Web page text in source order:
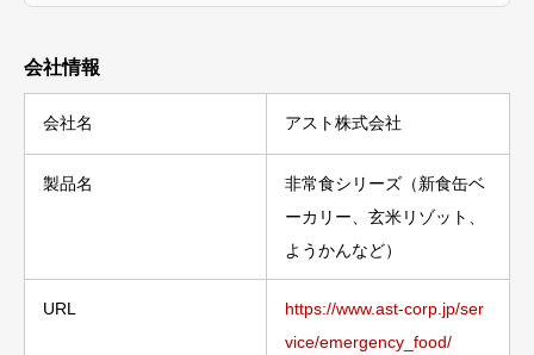
会社情報
会社名 アスト株式会社
製品名
非常食シリーズ（新食缶ベ
ーカリー、玄米リゾット、
ようかんなど）
URL
https://www.ast-corp.jp/ser
vice/emergency_food/